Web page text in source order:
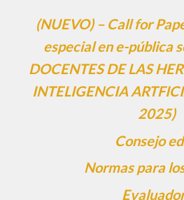
(NUEVO) – Call for
especial en e-pública
DOCENTES DE LAS
INTELIGENCIA
2025)
Consejo
Normas para